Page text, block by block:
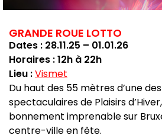
GRANDE ROUE LOTTO
Dates : 28.11.25 – 01.01.26
Horaires : 12h à 22h
Lieu :Vismet
Du haut des 55 mètres d’une
spectaculaires de Plaisirs
bonnement imprenable sur
centre-ville en fête.